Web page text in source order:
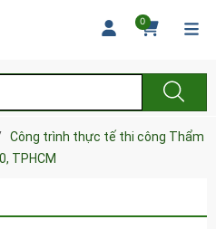
0
Công trình thực tế thi công Thẩm
TPHCM